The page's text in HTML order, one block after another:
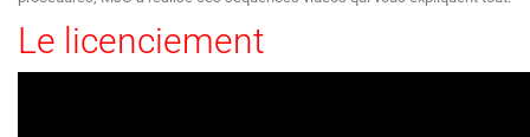
Le licenciement